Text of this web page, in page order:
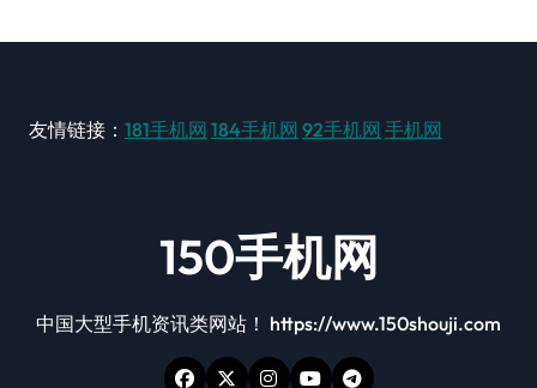
友情链接： 181手机网 184手机网 92手机网 手机网
150手机网
中国大型手机资讯类网站！ https://www.150shouji.com